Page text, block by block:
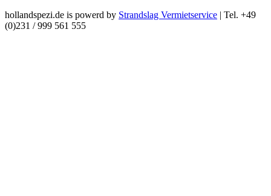
hollandspezi.de is powerd by Strandslag Vermietservice | Tel. +49
(0)231 / 999 561 555